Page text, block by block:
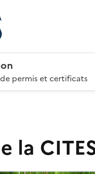
permis et certificats
la